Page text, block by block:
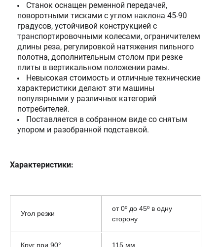
Станок оснащен ременной передачей,
поворотными тисками с углом наклона 45-90
градусов, устойчивой конструкцией с
транспортировочными колесами, ограничителем
длины реза, регулировкой натяжения пильного
полотна, дополнительным столом при резке
плиты в вертикальном положении рамы.
Невысокая стоимость и отличные технические
характеристики делают эти машины
популярными у различных категорий
потребителей.
Поставляется в собранном виде со снятым
упором и разобранной подставкой.
Характеристики:
Угол резки
от 0º до 45º в одну
сторону
Круг при 90° 115 мм